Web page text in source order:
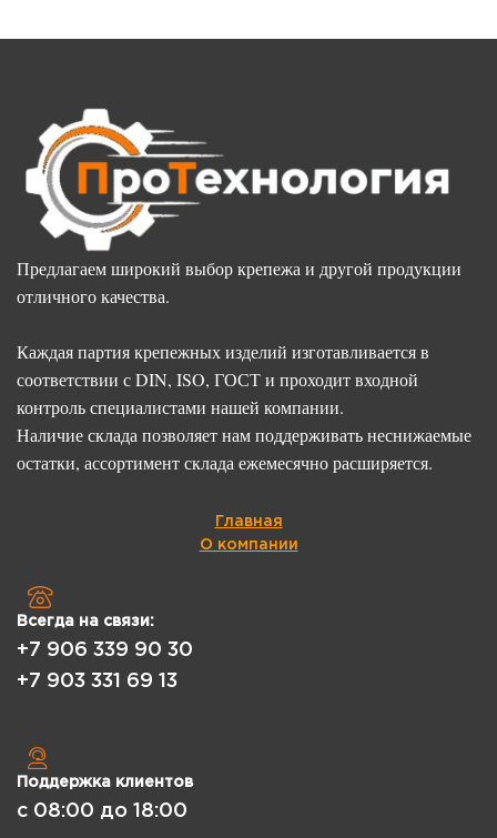
Предлагаем широкий выбор крепежа и другой продукции
отличного качества.
Каждая партия крепежных изделий изготавливается в
соответствии с DIN, ISO, ГОСТ и проходит входной
контроль специалистами нашей компании.
Наличие склада позволяет нам поддерживать неснижаемые
остатки, ассортимент склада ежемесячно расширяется.
Главная
О компании
Всегда на связи:
+7 906 339 90 30
+7 903 331 69 13
Поддержка клиентов
с 08:00 до 18:00